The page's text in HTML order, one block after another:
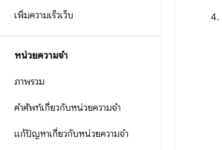
เพิ่มความเร็วเว็บ
หน่วยความจำ
ภาพรวม
คำศัพท์เกี่ยวกับหน่วยความจำ
แก้ปัญหาเกี่ยวกับหน่วยความจำ